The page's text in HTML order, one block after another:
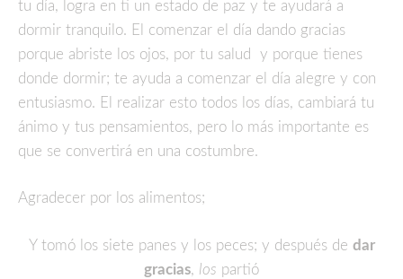
tu día, logra en ti un estado de paz y te ayudará a
dormir tranquilo. El comenzar el día dando gracias
porque abriste los ojos, por tu salud y porque tienes
donde dormir; te ayuda a comenzar el día alegre y con
entusiasmo. El realizar esto todos los días, cambiará tu
ánimo y tus pensamientos, pero lo más importante es
que se convertirá en una costumbre.
Agradecer por los alimentos;
Y tomó los siete panes y los peces; y después de dar
gracias, los partió